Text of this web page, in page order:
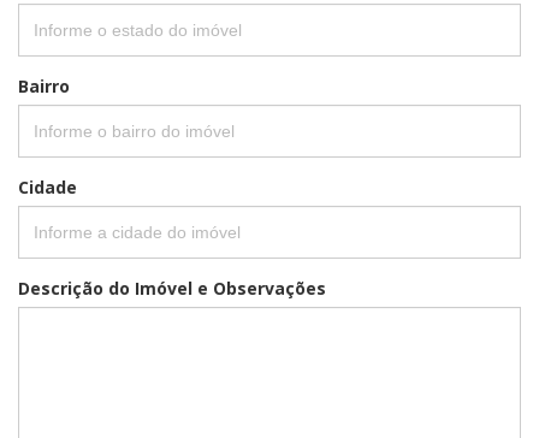
Bairro
Cidade
Descrição do Imóvel e Observações